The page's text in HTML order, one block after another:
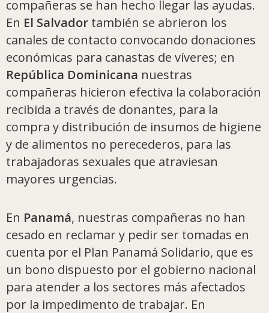
compañeras se han hecho llegar las ayudas.
En El Salvador también se abrieron los
canales de contacto convocando donaciones
económicas para canastas de víveres; en
República Dominicana nuestras
compañeras hicieron efectiva la colaboración
recibida a través de donantes, para la
compra y distribución de insumos de higiene
y de alimentos no perecederos, para las
trabajadoras sexuales que atraviesan
mayores urgencias.
En Panamá, nuestras compañeras no han
cesado en reclamar y pedir ser tomadas en
cuenta por el Plan Panamá Solidario, que es
un bono dispuesto por el gobierno nacional
para atender a los sectores más afectados
por la impedimento de trabajar. En